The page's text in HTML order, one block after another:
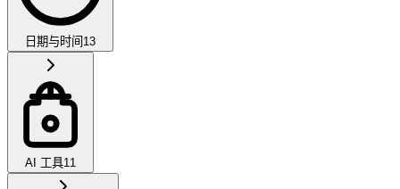
日期与时间 13
AI 工具11